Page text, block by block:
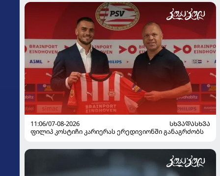
11:06/07-08-2026
ᲡᲮᲕᲐᲓᲐᲡᲮᲕᲐ
ფილიპ კოსტიჩი კარიერას ერედივიონში განაგრძობს